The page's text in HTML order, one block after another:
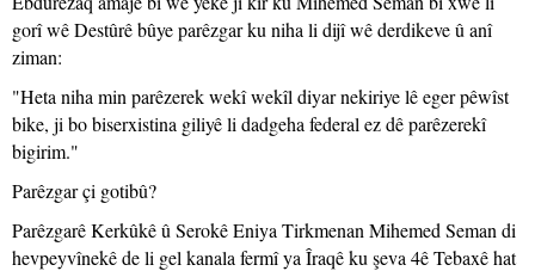
gorî wê Destûrê bûye parêzgar ku niha li dijî wê derdikeve û anî
ziman:
"Heta niha min parêzerek wekî wekîl diyar nekiriye lê eger pêwîst
bike, ji bo biserxistina giliyê li dadgeha federal ez dê parêzerekî
bigirim."
Parêzgar çi gotibû?
Parêzgarê Kerkûkê û Serokê Eniya Tirkmenan Mihemed Seman di
hevpeyvînekê de li gel kanala fermî ya Îraqê ku şeva 4ê Tebaxê hat